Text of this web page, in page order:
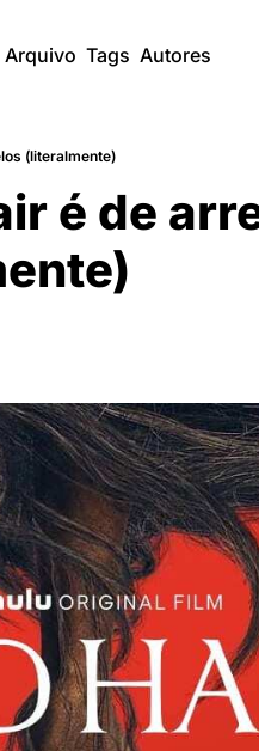
Arquivo Tags Autores
(literalmente)
é de